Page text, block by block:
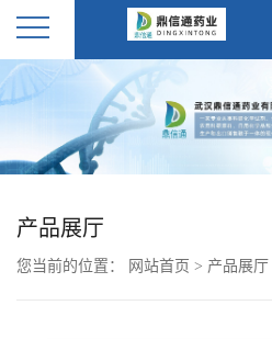
公
产品展厅
您当前的位置： 网站首页 > 产品展厅